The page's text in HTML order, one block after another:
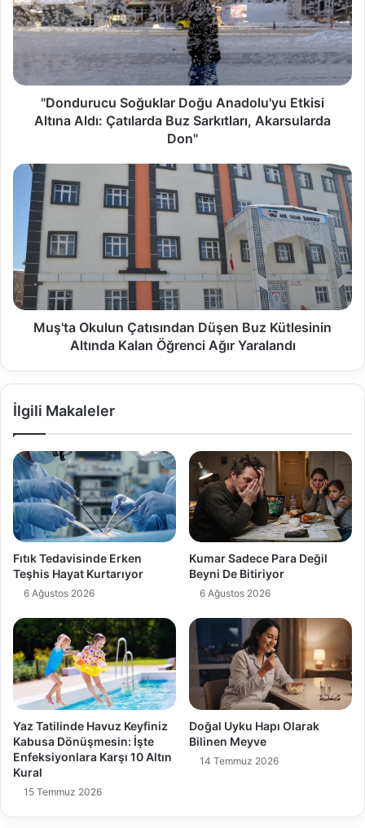
"Dondurucu Soğuklar Doğu Anadolu'yu Etkisi
Altına Aldı: Çatılarda Buz Sarkıtları, Akarsularda
Don"
Muş'ta Okulun Çatısından Düşen Buz Kütlesinin
Altında Kalan Öğrenci Ağır Yaralandı
İlgili Makaleler
Fıtık Tedavisinde Erken
Teşhis Hayat Kurtarıyor
6 Ağustos 2026
Kumar Sadece Para Değil
Beyni De Bitiriyor
6 Ağustos 2026
Yaz Tatilinde Havuz Keyfiniz
Kabusa Dönüşmesin: İşte
Enfeksiyonlara Karşı 10 Altın
Kural
15 Temmuz 2026
Doğal Uyku Hapı Olarak
Bilinen Meyve
14 Temmuz 2026